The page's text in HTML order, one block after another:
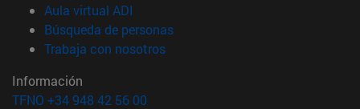
Aula virtual ADI
Búsqueda de personas(abre en nueva ventana)
Trabaja con nosotros(abre en nueva ventana)
Información
TFNO +34 948 42 56 00